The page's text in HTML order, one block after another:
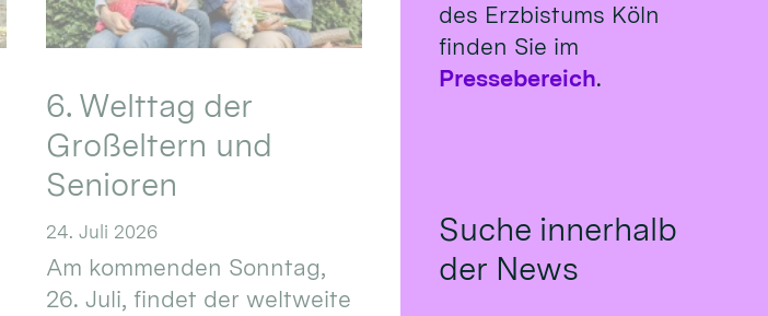
6. Welttag der
Großeltern und
Senioren
24. Juli 2026
Am kommenden Sonntag,
26. Juli, findet der weltweite
des Erzbistums Köln
finden Sie im
Pressebereich.
Suche innerhalb
der News